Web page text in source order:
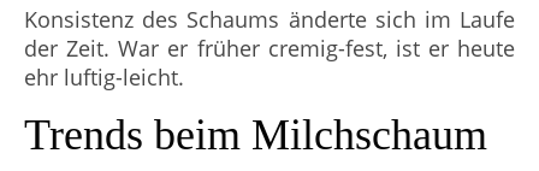
Konsistenz des Schaums änderte sich im Laufe
der Zeit. War er früher cremig-fest, ist er heute
ehr luftig-leicht.
Trends beim Milchschaum